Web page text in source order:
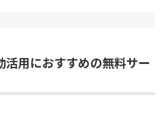
活用におすすめの無料サー